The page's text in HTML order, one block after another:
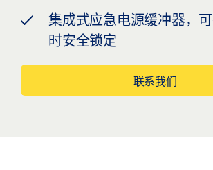
集成式应急电源缓冲器，
时安全锁定
联系我们